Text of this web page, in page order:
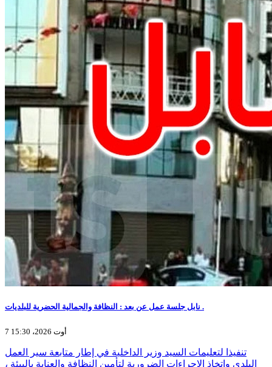
نابل جلسة عمل عن بعد : النظافة والجمالية الحضرية للبلديات .
7 أوت 2026، 15:30
تنفيذا لتعليمات السيد وزير الداخلية في إطار متابعة سير العمل
البلدي وإتخاذ الإجراءات الضرورية لتأمين النظافة والعناية بالبيئة ،